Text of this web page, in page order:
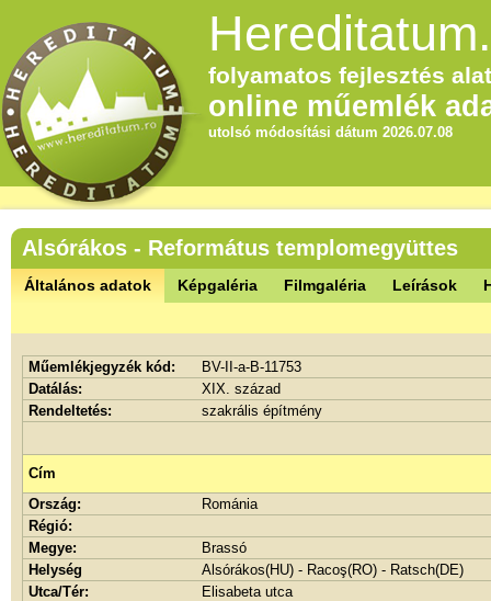
folyamatos fejlesztés
online műemlék
utolsó módosítási dátum 2026.07.08
Alsórákos - Református templomegyüttes
Általános adatok Képgaléria Filmgaléria Leírások
Műemlékjegyzék kód:
BV-II-a-B-11753
Datálás:
XIX. század
Rendeltetés:
szakrális építmény
Cím
Ország:
Románia
Régió:
Megye:
Brassó
Helység
Alsórákos(HU) - Racoş(RO) - Ratsch(DE)
Utca/Tér:
Elisabeta utca